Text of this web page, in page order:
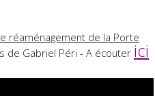
réaménagement de la Porte
de Gabriel Péri - A écouter ici